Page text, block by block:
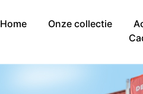
Home Onze collectie